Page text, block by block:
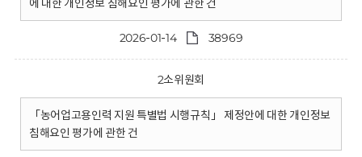
에 대한 개인정보 침해요인 평가에 관한 건
2026-01-14 38969
2소위원회
「농어업고용인력 지원 특별법 시행규칙」 제정안에 대한 개인정보
침해요인 평가에 관한 건